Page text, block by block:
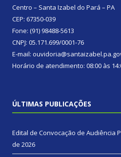
Centro – Santa Izabel do Pará – PA
CEP: 67350-039
Fone: (91) 98488-5613
CNPJ: 05.171.699/0001-76
E-mail:
Horário de atendimento: 08:00 às
ÚLTIMAS PUBLICAÇÕES
Edital de Convocação de Audiência
de 2026